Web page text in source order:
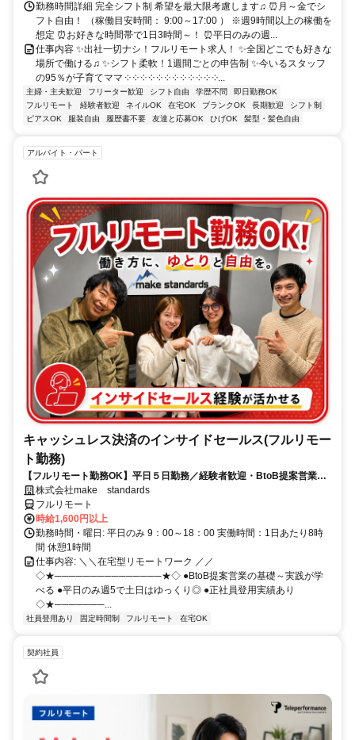
勤務時間詳細 完全シフト制 希望を最大限考慮します♫ ⏰月～金でシ
フト自由！ （稼働目安時間： 9:00～17:00 ） ※週9時間以上の稼働を
想定 ⏰お好きな時間帯で1日3時間～！ ⏰平日のみの週...
仕事内容 ✨出社一切ナシ！フルリモート求人！ ✨全国どこでも好きな
場所で働ける♫ ✨シフト柔軟！1週間ごとの申告制 ✨今いるスタッフ
の95％が子育てママ ༶ ༶ ༶ ༶ ༶ ༶ ༶ ༶ ༶ ༶ ༶ ༶...
主婦・主夫歓迎 フリーター歓迎 シフト自由 学歴不問
即日勤務OK
フルリモート
経験者歓迎 ネイルOK 在宅OK ブランクOK 長期歓迎
シフト制
ピアスOK
服装自由 履歴書不要 友達と応募OK ひげOK 髪型・髪色自由
アルバイト・パート
キャッシュレス決済のインサイドセールス(フルリモー
ト勤務)
【フルリモート勤務OK】平日５日勤務／経験者歓迎・BtoB提案営業で
スキルアップ
株式会社make standards
フルリモート
時給1,600円以上
勤務時間・曜日: 平日のみ 9：00～18：00 実働時間：1日あたり8時
間 休憩1時間
仕事内容: ＼＼在宅型リモートワーク ／／
◇★───────────────★◇ ●BtoB提案営業の基礎～実践が学
べる ●平日のみ週5で土日はゆっくり◎ ●正社員登用実績あり
◇★───────...
社員登用あり 固定時間制 フルリモート 在宅OK
契約社員